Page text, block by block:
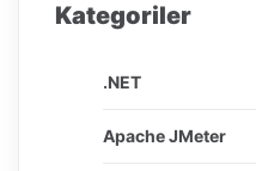
Kategoriler
.NET
Apache JMeter